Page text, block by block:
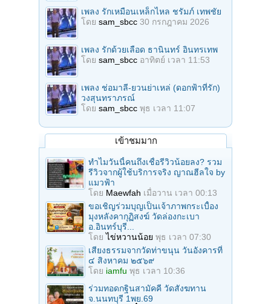
เพลง รักเหมือนเหล็กไหล ชรัมภ์ เทพชัย
โดย sam_sbcc 30 กรกฎาคม 2026
เพลง รักด้วยเลือด ธานินทร์ อินทรเทพ
โดย sam_sbcc อาทิตย์ เวลา 11:53
เพลง ช่อมาลี-ยวนย่าเหล่ (ดอกฟ้าที่รัก)
วงสุนทราภรณ์
โดย sam_sbcc พุธ เวลา 11:07
เข้าชมมาก
ทำไมวันนี้คนถึงเชื่อรีวิวน้อยลง? รวม
รีวิวจากผู้ใช้บริการจริง ญาณฮีลใจ by
แมวฟ้า
โดย Maewfah เมื่อวาน เวลา 00:13
ขอเชิญร่วมบุญเป็นเจ้าภาพกระเบื้อง
มุงหลังคากุฏิสงฆ์ วัดล่องกะเบา
อ.อินทร์บุรี...
โดยไข่หวานน้อย พุธ เวลา 07:30
เสียงธรรมจากวัดท่าขนุน วันอังคารที่
๔ สิงหาคม ๒๕๖๙
โดย iamfu พุธ เวลา 10:36
ร่วมทอดกฐินสามัคคี วัดสังฆทาน
จ.นนทบุรี 1พย.69